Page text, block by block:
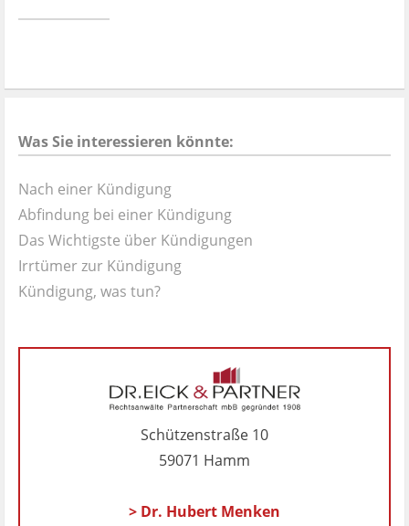
Was Sie interessieren könnte:
Nach einer Kündigung
Abfindung bei einer Kündigung
Das Wichtigste über Kündigungen
Irrtümer zur Kündigung
Kündigung, was tun?
Schützenstraße 10
59071 Hamm
> Dr. Hubert Menken